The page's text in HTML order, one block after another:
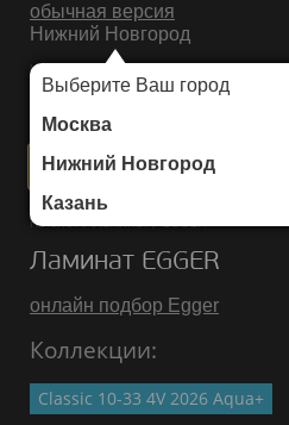
обычная версия
Нижний Новгород
Выберите Ваш город
Москва
Нижний Новгород
Казань
ИНТЕРНЕТ-МАГАЗИН НАПОЛЬНЫХ ПОКРЫТИЙ
Каталог/Ламинат/EGGER
Ламинат EGGER
онлайн подбор Egger
Коллекции:
Classic 10-33 4V 2026 Aqua+